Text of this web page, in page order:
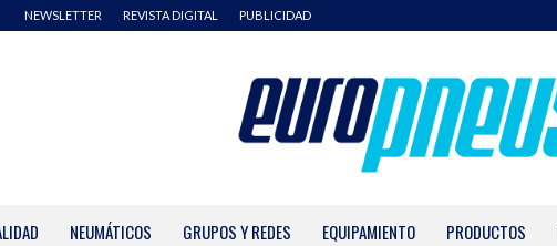
NEWSLETTER REVISTA DIGITAL PUBLICIDAD
NEUMÁTICOS GRUPOS Y REDES EQUIPAMIENTO PRODUCTOS